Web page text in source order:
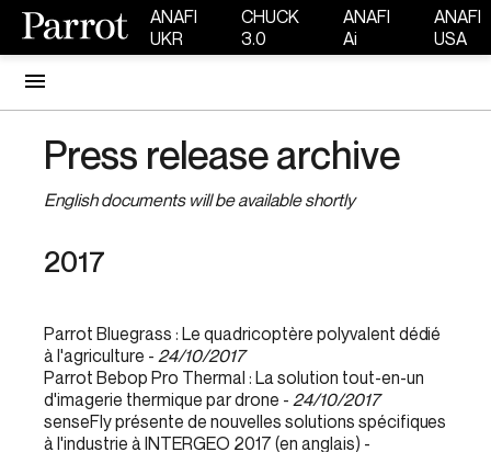
ANAFI
UKR
CHUCK
3.0
ANAFI
Ai
ANAFI
USA
Press release archive
English documents will be available shortly
2017
Parrot Bluegrass : Le quadricoptère polyvalent dédié
à l'agriculture - 24/10/2017
Parrot Bebop Pro Thermal : La solution tout-en-un
d'imagerie thermique par drone - 24/10/2017
senseFly présente de nouvelles solutions spécifiques
à l'industrie à INTERGEO 2017 (en anglais) -